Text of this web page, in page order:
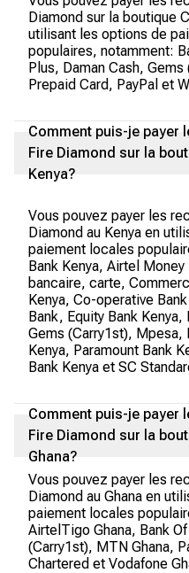
Diamond sur la boutique
utilisant les options de
populaires, notamment:
Plus, Daman Cash,
Prepaid Card, PayPal et
Comment puis-je payer
Fire Diamond sur la
Kenya?
Vous pouvez payer les
Diamond au Kenya en
paiement locales
Bank Kenya, Airtel
bancaire, carte,
Kenya, Co-operative
Bank, Equity Bank Kenya,
Gems (Carry1st), Mpesa,
Kenya, Paramount Bank
Bank Kenya et SC
Comment puis-je payer
Fire Diamond sur la
Ghana?
Vous pouvez payer les
Diamond au Ghana en
paiement locales
AirtelTigo Ghana, Bank
(Carry1st), MTN Ghana,
Chartered et Vodafone